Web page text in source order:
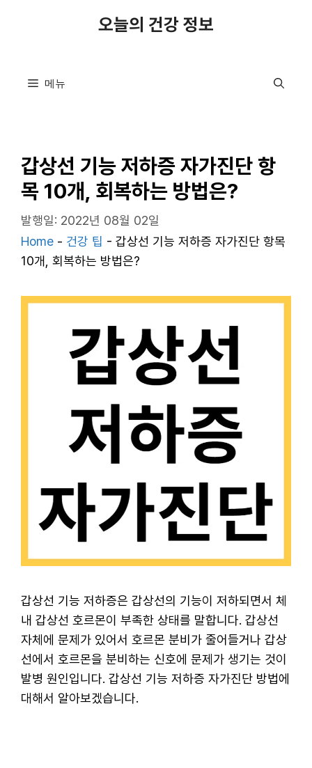
오늘의 건강 정보
메뉴
갑상선 기능 저하증 자가진단 항
목 10개, 회복하는 방법은?
발행일: 2022년 08월 02일
Home - 건강 팁 - 갑상선 기능 저하증 자가진단 항목
10개, 회복하는 방법은?
갑상선 기능 저하증은 갑상선의 기능이 저하되면서 체
내 갑상선 호르몬이 부족한 상태를 말합니다. 갑상선
자체에 문제가 있어서 호르몬 분비가 줄어들거나 갑상
선에서 호르몬을 분비하는 신호에 문제가 생기는 것이
발병 원인입니다. 갑상선 기능 저하증 자가진단 방법에
대해서 알아보겠습니다.